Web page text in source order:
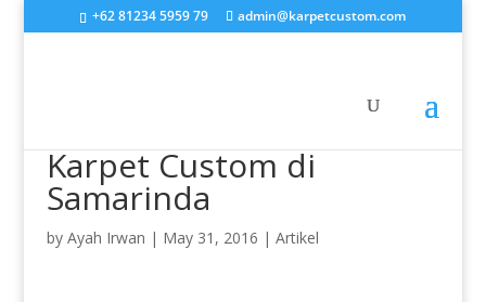
+62 81234 5959 79 admin@karpetcustom.com
Karpet Custom di
Samarinda
by Ayah Irwan | May 31, 2016 | Artikel